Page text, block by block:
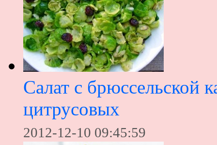
Салат с брюссельской
цитрусовых
2012-12-10 09:45:59